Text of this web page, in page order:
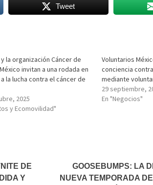
Tweet
y la organización Cáncer de
invitan a una rodada en
la lucha contra el cáncer de
2025
y Ecomovilidad"
Voluntarios
conciencia
mediante
29 septiembre,
En "Negocios"
DE
Y
GOOSEBUMPS: LA
NUEVA TEMPORADA